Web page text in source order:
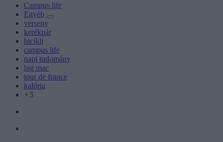
Campus life
Egyéb
verseny
kerékpár
bicikli
campus life
napi tudomány
big mac
tour de france
kalória
+5